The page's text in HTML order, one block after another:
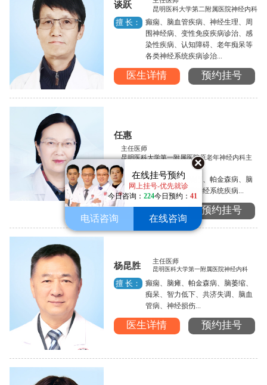
在线挂号预约
网上挂号-优先就诊
今日咨询： 224今日预约： 41
电话咨询 在线咨询
谈跃
昆明医科大学第二附属医院神经内科
擅 长：
癫痫、脑血管疾病、神经生理、周
围神经病、变性免疫疾病诊治、感
染性疾病、认知障碍、老年痴呆等
各类神经系统疾病诊治...
医生详情 预约挂号
任惠
主任医师
昆明医科大学第一附属医院原老年神经内科主
任
擅 长： 癫痫的诊断与治疗、帕金森病、脑
血管病以及各类神经系统疾病...
医生详情 预约挂号
杨昆胜 主任医师
昆明医科大学第一附属医院神经内科
擅 长：
癫痫、脑瘫、帕金森病、脑萎缩、
痴呆、智力低下、共济失调、脑血
管病、神经损伤...
医生详情 预约挂号